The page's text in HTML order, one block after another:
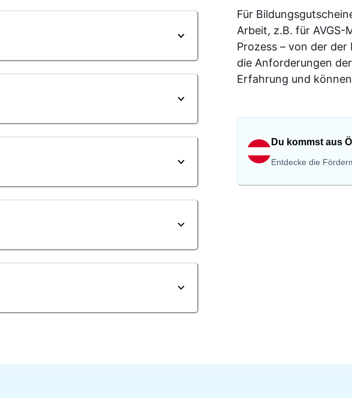
Für
Arbeit, z.B. für
Prozess – von der
die Anforderungen
Erfahrung und
Du kommst aus
Entdecke die